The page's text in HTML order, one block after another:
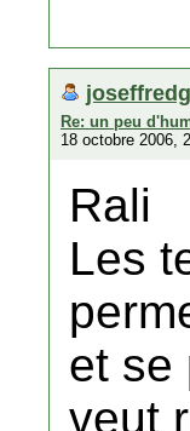
joseffredg
Re: un peu
18 octobre 2006,
Rali
Les
et se
veut